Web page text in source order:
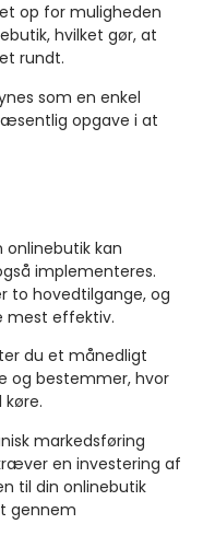
op for muligheden
hvilket gør, at
rundt.
som en enkel
opgave i at
kan
implementeres.
to hovedtilgange, og
mest effektiv.
du et månedligt
og bestemmer, hvor
markedsføring
en investering af
til din onlinebutik
gennem